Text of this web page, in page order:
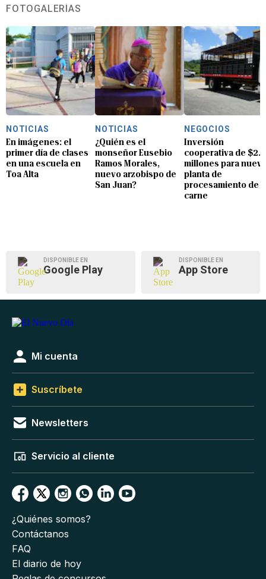
FOTOGALERÍAS
NOTICIAS
En imágenes: el
primer día de clases
en una escuela en
Toa Alta
NOTICIAS
¿Quién es el
monseñor Eusebio
Ramos Morales,
nuevo arzobispo de
San Juan?
NEGOCIOS
Inversión
cooperativa de $2.8
millones para nueva
planta de
procesamiento de
carne
DISPONIBLE EN
Google Play
DISPONIBLE EN
App Store
Mi cuenta
Suscríbete
Newsletters
Servicio al cliente
¿Quiénes somos?
Contáctanos
FAQ
El diario de hoy